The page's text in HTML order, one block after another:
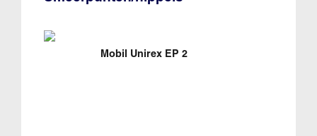
Mobil Unirex EP 2